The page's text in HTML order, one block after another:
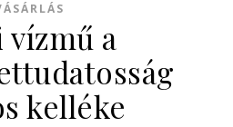
vízmű a
kelléke